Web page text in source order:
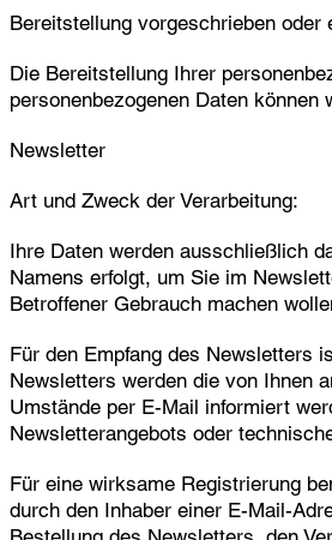
Bereitstellung vorgeschrieben oder
Die Bereitstellung Ihrer
personenbezogenen Daten können
Newsletter
Art und Zweck der Verarbeitung:
Ihre Daten werden ausschließlich
Namens erfolgt, um Sie im
Betroffener Gebrauch machen
Für den Empfang des Newsletters
Newsletters werden die von Ihnen
Umstände per E-Mail informiert
Newsletterangebots oder
Für eine wirksame Registrierung
durch den Inhaber einer E-Mail-